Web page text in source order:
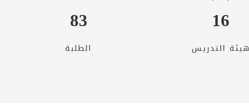
16
هيئة التدريس
83
الطلبة